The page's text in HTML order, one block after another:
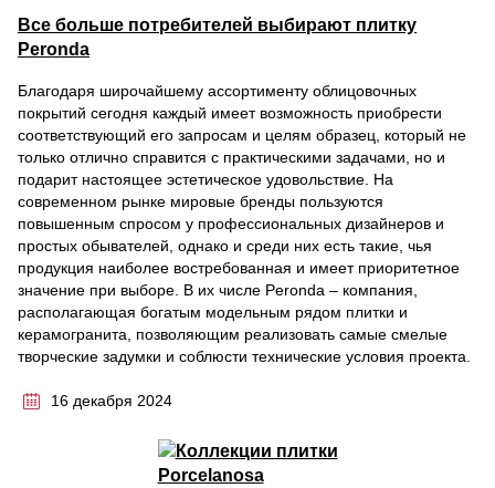
Все больше потребителей выбирают плитку
Peronda
Благодаря широчайшему ассортименту облицовочных
покрытий сегодня каждый имеет возможность приобрести
соответствующий его запросам и целям образец, который не
только отлично справится с практическими задачами, но и
подарит настоящее эстетическое удовольствие. На
современном рынке мировые бренды пользуются
повышенным спросом у профессиональных дизайнеров и
простых обывателей, однако и среди них есть такие, чья
продукция наиболее востребованная и имеет приоритетное
значение при выборе. В их числе Peronda – компания,
располагающая богатым модельным рядом плитки и
керамогранита, позволяющим реализовать самые смелые
творческие задумки и соблюсти технические условия проекта.
16 декабря 2024